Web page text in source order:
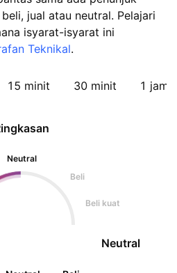
jual atau neutral. Pelajari
isyarat-isyarat ini
Teknikal.
15 minit 30 minit 1 jam
Neutral
Beli
Beli kuat
Neutral